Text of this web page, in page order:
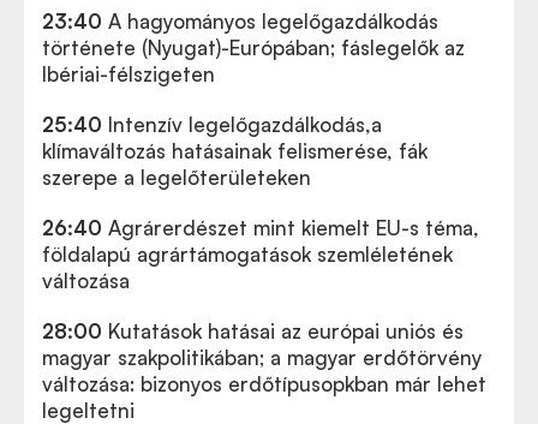
23:40 A hagyományos legelőgazdálkodás
története (Nyugat)-Európában; fáslegelők az
Ibériai-félszigeten
25:40 Intenzív legelőgazdálkodás,a
klímaváltozás hatásainak felismerése, fák
szerepe a legelőterületeken
26:40 Agrárerdészet mint kiemelt EU-s téma,
földalapú agrártámogatások szemléletének
változása
28:00 Kutatások hatásai az európai uniós és
magyar szakpolitikában; a magyar erdőtörvény
változása: bizonyos erdőtípusopkban már lehet
legeltetni